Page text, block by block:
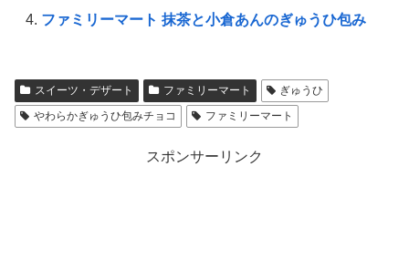
ファミリーマート 抹茶と小倉あんのぎゅうひ包み
スイーツ・デザート ファミリーマート
ぎゅうひ
やわらかぎゅうひ包みチョコ
ファミリーマート
スポンサーリンク